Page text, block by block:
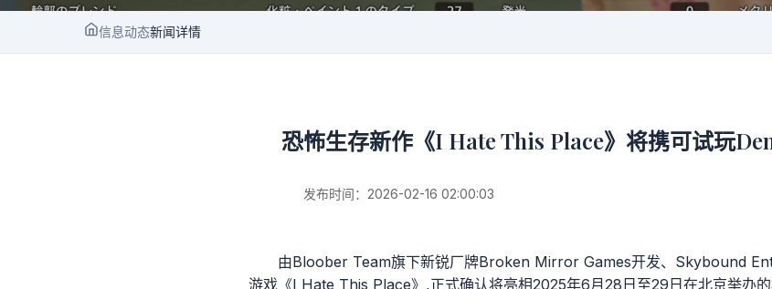
信息动态新闻详情
恐怖生存新作《I Hate This Place》将携可试玩
发布时间：2026-02-16 02:00:03
由Bloober Team旗下新锐厂牌Broken Mirror Games开发、Skybound
游戏《I Hate This Place》,正式确认将亮相2025年6月28日至29日在北京举办